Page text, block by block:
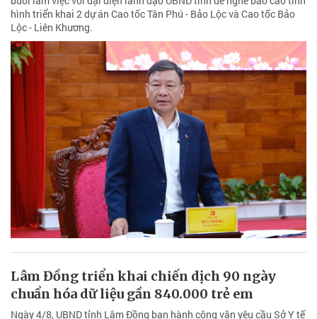
hình triển khai 2 dự án Cao tốc Tân Phú - Bảo Lộc và Cao tốc Bảo
Lộc - Liên Khương.
Lâm Đồng triển khai chiến dịch 90 ngày
chuẩn hóa dữ liệu gần 840.000 trẻ em
Ngày 4/8, UBND tỉnh Lâm Đồng ban hành công văn yêu cầu Sở Y tế